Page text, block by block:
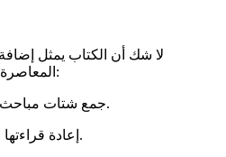
لا شك أن الكتاب يمثل إضافة
المعاصرة، وتكمن إضافته في ثلاثة أمور:
- جمع شتات مباحث الحرية في إطار علمي واحد.
- إعادة قراءتها من داخل المرجعية الشرعية.